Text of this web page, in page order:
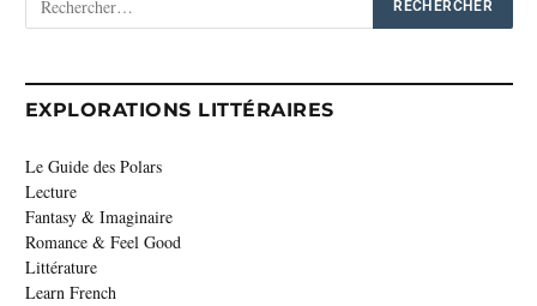
EXPLORATIONS LITTÉRAIRES
Le Guide des Polars
Lecture
Fantasy & Imaginaire
Romance & Feel Good
Littérature
Learn French